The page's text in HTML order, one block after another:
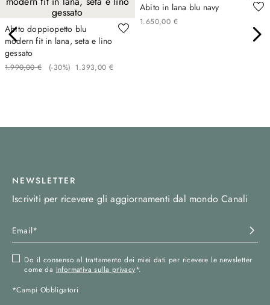
Abito doppiopetto blu
modern fit in lana, seta e lino
gessato
1.990,00 € (-30%) 1.393,00 €
Abito in lana blu navy
1.650,00 €
NEWSLETTER
Iscriviti per ricevere gli aggiornamenti dal mondo Canali
Do il consenso al trattamento dei miei dati per ricevere le newsletter
come da Informativa sulla privacy*.
*Campi Obbligatori